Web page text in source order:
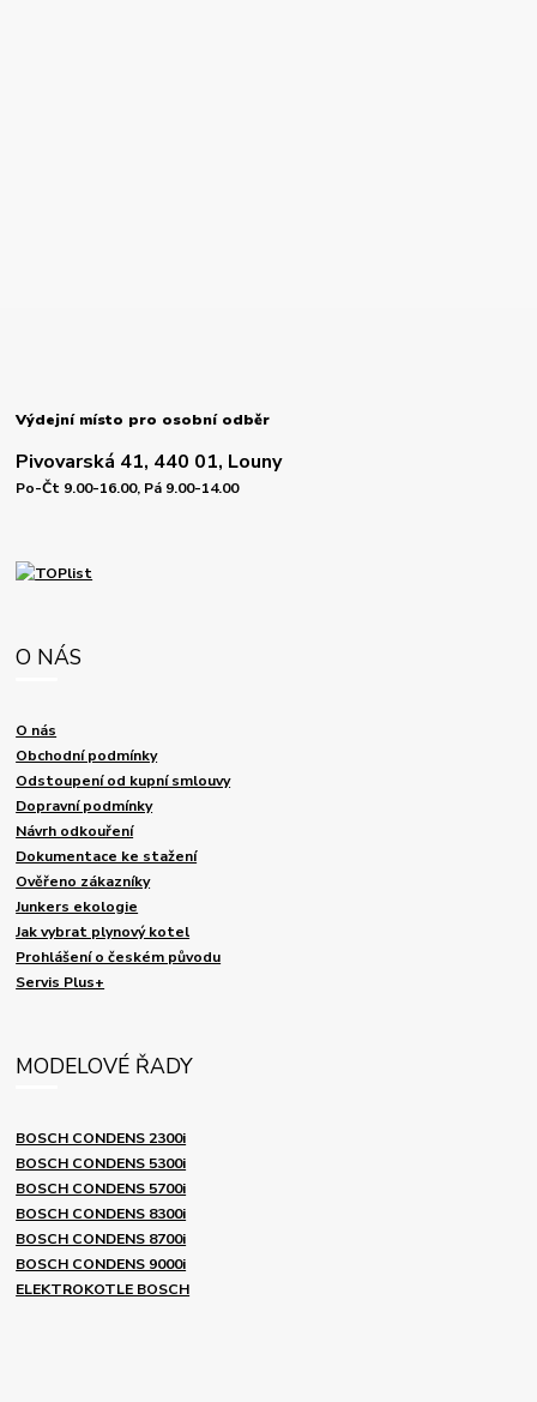
Výdejní místo pro osobní odběr
Pivovarská 41, 440 01, Louny
Po-Čt 9.00-16.00, Pá 9.00-14.00
O NÁS
O nás
Obchodní podmínky
Odstoupení od kupní smlouvy
Dopravní podmínky
Návrh odkouření
Dokumentace ke stažení
Ověřeno zákazníky
Junkers ekologie
Jak vybrat plynový kotel
Prohlášení o českém původu
Servis Plus+
MODELOVÉ ŘADY
BOSCH CONDENS 2300i
BOSCH CONDENS 5300i
BOSCH CONDENS 5700i
BOSCH CONDENS 8300i
BOSCH CONDENS 8700i
BOSCH CONDENS 9000i
ELEKTROKOTLE BOSCH